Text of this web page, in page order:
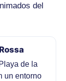
del
de la
un entorno